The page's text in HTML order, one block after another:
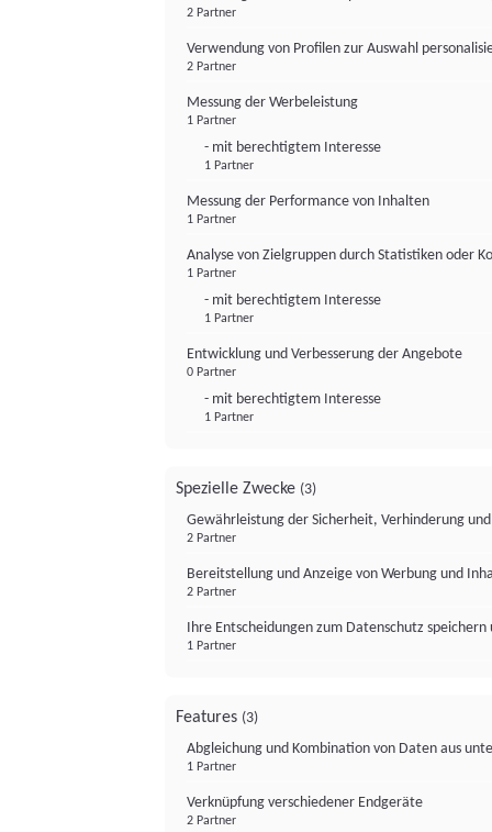
2 Partner
Verwendung von Profilen zur Auswahl
2 Partner
Messung der Werbeleistung
1 Partner
- mit berechtigtem Interesse
1 Partner
Messung der Performance von Inhalten
1 Partner
Analyse von Zielgruppen durch Statistiken oder
1 Partner
- mit berechtigtem Interesse
1 Partner
Entwicklung und Verbesserung der Angebote
0 Partner
- mit berechtigtem Interesse
1 Partner
Spezielle Zwecke (3)
Gewährleistung der Sicherheit, Verhinderung
2 Partner
Bereitstellung und Anzeige von Werbung und
2 Partner
Ihre Entscheidungen zum Datenschutz
1 Partner
Features (3)
Abgleichung und Kombination von Daten aus
1 Partner
Verknüpfung verschiedener Endgeräte
2 Partner